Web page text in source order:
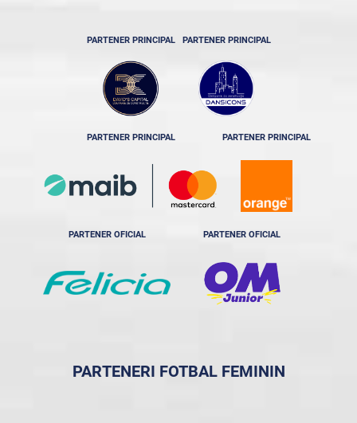
PARTENER PRINCIPAL PARTENER PRINCIPAL
PARTENER PRINCIPAL PARTENER PRINCIPAL
PARTENER OFICIAL PARTENER OFICIAL
PARTENERI FOTBAL FEMININ